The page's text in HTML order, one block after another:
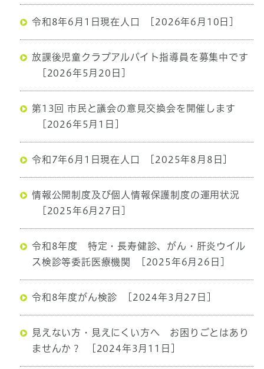
令和8年6月1日現在人口 [2026年6月10日]
放課後児童クラブアルバイト指導員を募集中です
[2026年5月20日]
第13回 市民と議会の意見交換会を開催します
[2026年5月1日]
令和7年6月1日現在人口 [2025年8月8日]
情報公開制度及び個人情報保護制度の運用状況
[2025年6月27日]
令和8年度 特定・長寿健診、がん・肝炎ウイル
ス検診等委託医療機関
[2025年6月26日]
令和8年度がん検診 [2024年3月27日]
見えない方・見えにくい方へ お困りごとはあり
ませんか？
[2024年3月11日]